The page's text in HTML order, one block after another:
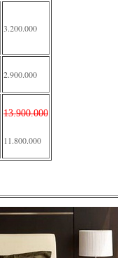
3.200.000
2.900.000
13.900.000
11.800.000